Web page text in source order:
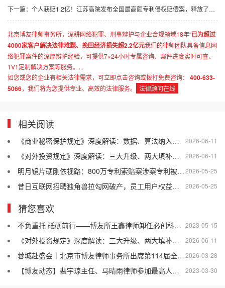
下一篇： 个人获赔1.2亿！江苏高院发布全国最高额专利侵权赔偿案，释放了什么信号？
北京博友律师事务所，深耕网络犯罪、刑事辩护与企业合规领域18年“已为超过
4000家客户解决法律难题、挽回经济损失超2.2亿元我们的律师团队具备信息网
络犯罪案件的深厚辩护经验，可提供7×24小时专属咨询、案件进度实时可查、
1V1定制解决方案等服务。...
如您或您的企业有相关法律需求，可立即点击咨询或拨打免费咨询：
400-633-
5066，我们将为您提供专业、高效的法律服务。 法律顾问在线
相关阅读
2026-06-11
《商业秘密保护规定》深度解读：数据、算法纳入保护，企业合规刻不容缓
2026-06-11
《对外投资规定》深度解读：三大升级、两大填补、一条红线
2026-05-25
明月镜片硬刚依视路：800万专利索赔案涉案专利被裁定全部无效
2026-05-25
昔日互联网招聘独角兽拉勾网破产，员工用户权益如何保障？
猜您喜欢
2023-05-15
不负重托 砥砺前行——博友所王鑫律师卸任必创科技公司独立董事
2026-06-11
《对外投资规定》深度解读：三大升级、两大填补、一条红线
2026-03-28
蓉城赴盛会｜北京市博友律师事务所出席第114届全国糖酒商品交易会
2023-03-30
【博友动态】裴宇琼主任、马晴雨律师参加最高人民法院重大案件庭审